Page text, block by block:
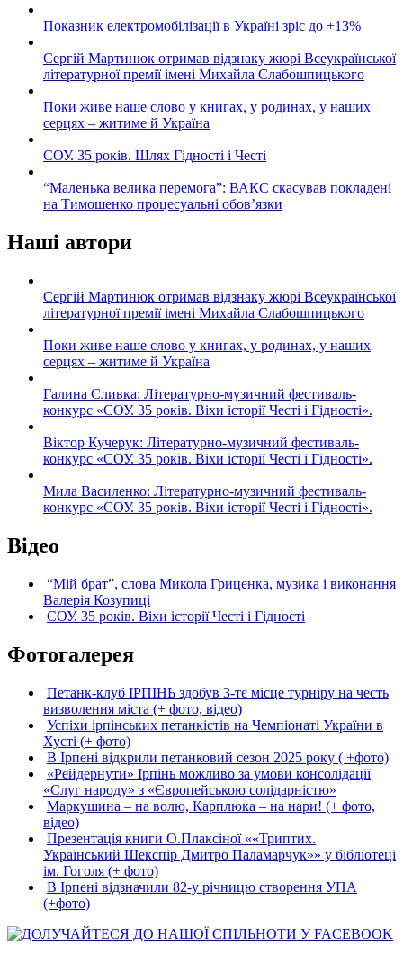
Показник електромобілізації в Україні зріс до +13%
Сергій Мартинюк отримав відзнаку жюрі Всеукраїнської
літературної премії імені Михайла Слабошпицького
Поки живе наше слово у книгах, у родинах, у наших
серцях – житиме й Україна
СОУ. 35 років. Шлях Гідності і Честі
“Маленька велика перемога”: ВАКС скасував покладені
на Тимошенко процесуальні обов’язки
Наші автори
Сергій Мартинюк отримав відзнаку жюрі Всеукраїнської
літературної премії імені Михайла Слабошпицького
Поки живе наше слово у книгах, у родинах, у наших
серцях – житиме й Україна
Галина Сливка: Літературно-музичний фестиваль-
конкурс «СОУ. 35 років. Віхи історії Честі і Гідності».
Віктор Кучерук: Літературно-музичний фестиваль-
конкурс «СОУ. 35 років. Віхи історії Честі і Гідності».
Мила Василенко: Літературно-музичний фестиваль-
конкурс «СОУ. 35 років. Віхи історії Честі і Гідності».
Відео
“Мій брат”, слова Микола Гриценка, музика і виконання
Валерія Козупиці
СОУ. 35 років. Віхи історії Честі і Гідності
Фотогалерея
Петанк-клуб ІРПІНЬ здобув 3-тє місце турніру на честь
визволення міста (+ фото, відео)
Успіхи ірпінських петанкістів на Чемпіонаті України в
Хусті (+ фото)
В Ірпені відкрили петанковий сезон 2025 року ( +фото)
«Рейдернути» Ірпінь можливо за умови консолідації
«Слуг народу» з «Європейською солідарністю»
Маркушина – на волю, Карплюка – на нари! (+ фото,
відео)
Презентація книги О.Плаксіної ««Триптих.
Український Шекспір Дмитро Паламарчук»» у бібліотеці
ім. Гоголя (+ фото)
В Ірпені відзначили 82-у річницю створення УПА
(+фото)